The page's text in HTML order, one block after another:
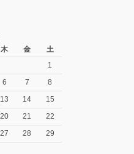
木 金
土
1
6 7
8
13 14
15
20 21
22
27 28
29